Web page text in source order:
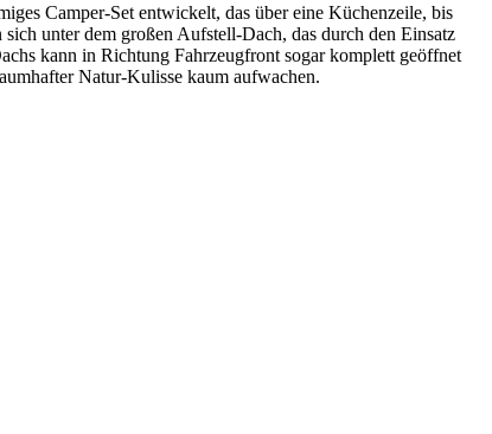
Camper-Set entwickelt, das über eine Küchenzeile, bis
unter dem großen Aufstell-Dach, das durch den Einsatz
kann in Richtung Fahrzeugfront sogar komplett geöffnet
Natur-Kulisse kaum aufwachen.